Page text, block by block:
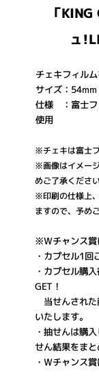
「
ュ
チェキフィル
サイズ：
仕様 ：富士フ
使用
※チェキは富士
※画像はイメー
めご了承ください
※印刷の仕様上
ますので、予め
※Wチャンス賞
・カプセル1回
・カプセル購
GET！
当せんされた
いたします。
・抽せんは購
せん結果をま
・Wチャンス